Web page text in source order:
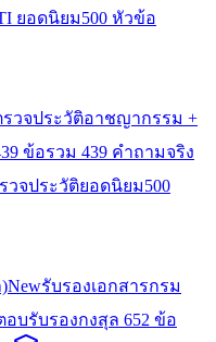
ยอดนิยม500 หัวข้อ
วจประวัติอาชญากรรม +
ข้อรวม 439 คำถามจริง
วจประวัติยอดนิยม500
Newรับรองเอกสารกรม
อบรับรองกงสุล 652 ข้อ